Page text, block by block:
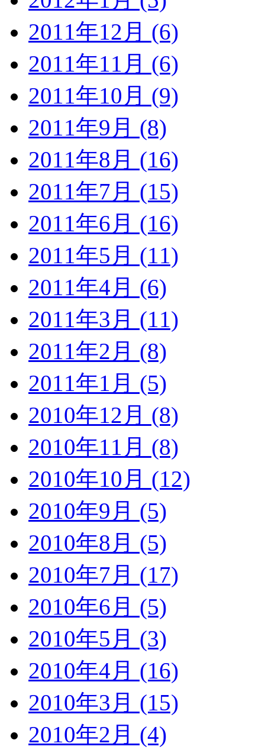
2011年12月 (6)
2011年11月 (6)
2011年10月 (9)
2011年9月 (8)
2011年8月 (16)
2011年7月 (15)
2011年6月 (16)
2011年5月 (11)
2011年4月 (6)
2011年3月 (11)
2011年2月 (8)
2011年1月 (5)
2010年12月 (8)
2010年11月 (8)
2010年10月 (12)
2010年9月 (5)
2010年8月 (5)
2010年7月 (17)
2010年6月 (5)
2010年5月 (3)
2010年4月 (16)
2010年3月 (15)
2010年2月 (4)